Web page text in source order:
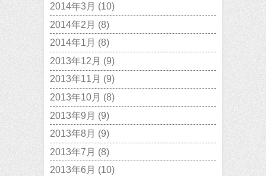
2014年3月 (10)
2014年2月 (8)
2014年1月 (8)
2013年12月 (9)
2013年11月 (9)
2013年10月 (8)
2013年9月 (9)
2013年8月 (9)
2013年7月 (8)
2013年6月 (10)